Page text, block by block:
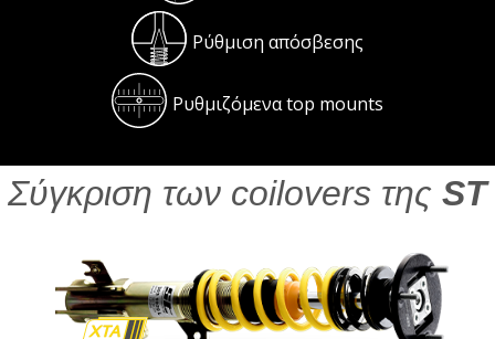
Ρύθμιση απόσβεσης
Ρυθμιζόμενα top mounts
Σύγκριση των coilovers της ST